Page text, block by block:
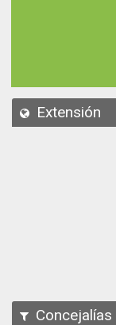
API
Extensión
Concejalías